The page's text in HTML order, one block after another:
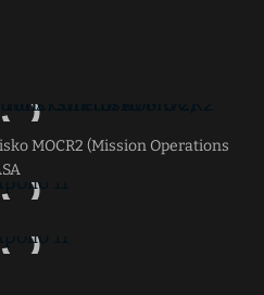
MOCR2 (Mission Operations